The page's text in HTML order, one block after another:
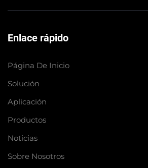
Enlace rápido
Página De Inicio
Solución
Aplicación
Productos
Noticias
Sobre Nosotros